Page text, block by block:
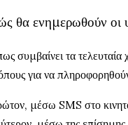
θα ενημερωθούν οι
συμβαίνει τα τελευταία
για να
μέσω SMS στο